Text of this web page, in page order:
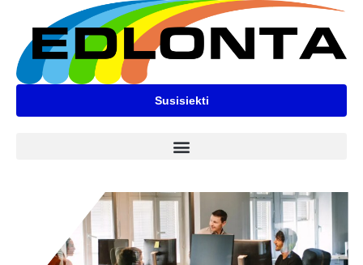
Susisiekti